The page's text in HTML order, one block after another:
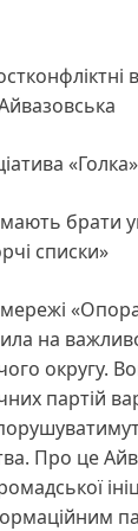
«Голка»
брати
списки»
на
округу.
партій
Про це